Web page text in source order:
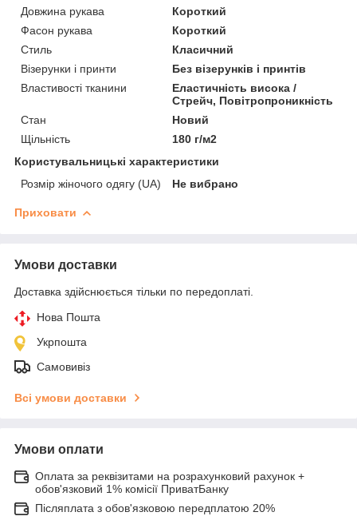
Довжина рукава
Короткий
Фасон рукава
Короткий
Стиль
Класичний
Візерунки і принти
Без візерунків і принтів
Властивості тканини
Еластичність висока /
Стрейч, Повітропроникність
Стан
Новий
Щільність
180 г/м2
Користувальницькі характеристики
Розмір жіночого одягу (UA)
Не вибрано
Приховати
Умови доставки
Доставка здійснюється тільки по передоплаті.
Нова Пошта
Укрпошта
Самовивіз
Всі умови доставки
Умови оплати
Оплата за реквізитами на розрахунковий рахунок +
обов'язковий 1% комісії ПриватБанку
Післяплата з обов'язковою передплатою 20%